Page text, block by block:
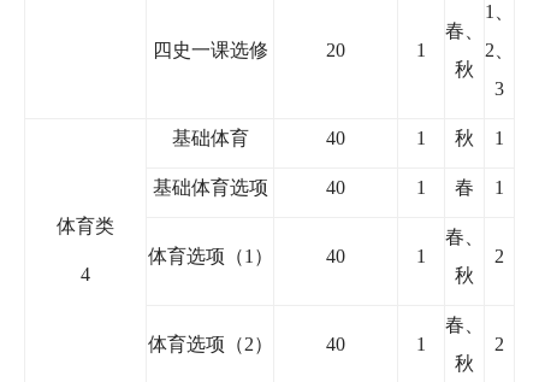
四史一课选修 20 1
春、
秋
1
2
3
体育类
4
基础体育 40 1 秋 1
基础体育选项 40 1 春 1
体育选项（1 ） 40 1
春、
秋
2
体育选项（2） 40 1
春、
秋
2